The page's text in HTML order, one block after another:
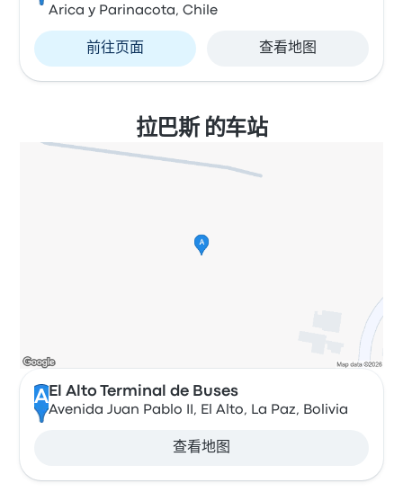
Arica y Parinacota, Chile
前往页面 查看地图
拉巴斯 的车站
A El Alto Terminal de Buses
Avenida Juan Pablo II, El Alto, La Paz, Bolivia
查看地图